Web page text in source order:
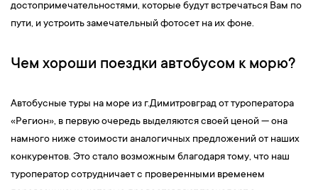
достопримечательностями, которые будут встречаться Вам по
пути, и устроить замечательный фотосет на их фоне.
Чем хороши поездки автобусом к морю?
Автобусные туры на море из г.Димитровград от туроператора
«Регион», в первую очередь выделяются своей ценой — она
намного ниже стоимости аналогичных предложений от наших
конкурентов. Это стало возможным благодаря тому, что наш
туроператор сотрудничает с проверенными временем